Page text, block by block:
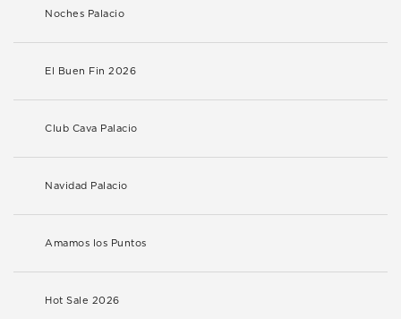
Noches Palacio
El Buen Fin 2026
Club Cava Palacio
Navidad Palacio
Amamos los Puntos
Hot Sale 2026